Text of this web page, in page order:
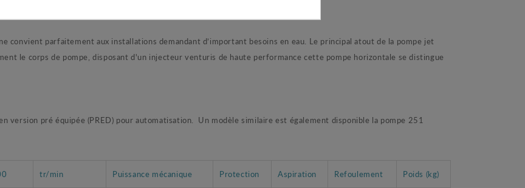
convient parfaitement aux installations demandant d’important besoins en eau. Le principal atout de la pompe jet
le corps de pompe, disposant d'un injecteur venturis de haute performance cette pompe horizontale se distingue
version pré équipée (PRED) pour automatisation. Un modèle similaire est également disponible la pompe 251
tr/min Puissance mécanique Protection Aspiration Refoulement Poids (kg)